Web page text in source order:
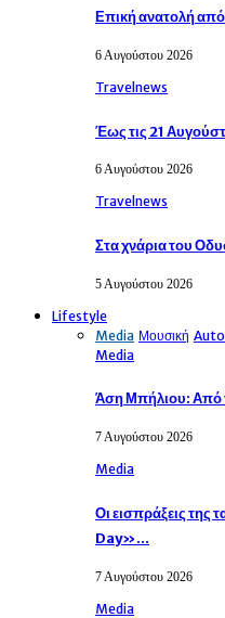
Επική ανατολή
6 Αυγούστου 2026
Travelnews
Έως τις 21
6 Αυγούστου 2026
Travelnews
Στα χνάρια του
5 Αυγούστου 2026
Lifestyle
Media Μουσική
Media
Άση Μπήλιου: Από
7 Αυγούστου 2026
Media
Οι εισπράξεις
Day»…
7 Αυγούστου 2026
Media